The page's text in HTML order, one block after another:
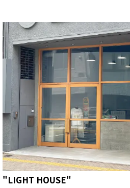
"LIGHT HOUSE"